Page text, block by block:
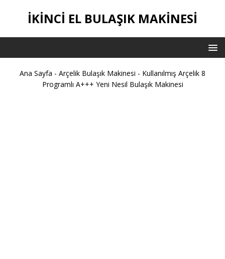
IKINCI EL BULAŞIK MAKINESI
Ana Sayfa - Arçelik Bulaşık Makinesi - Kullanılmış Arçelik 8
Programlı A+++ Yeni Nesil Bulaşık Makinesi